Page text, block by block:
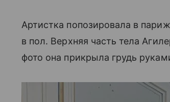
Артистка попозировала в
в пол. Верхняя часть тела
фото она прикрыла грудь